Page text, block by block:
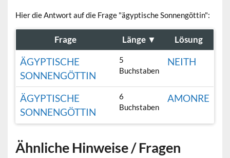
Hier die Antwort auf die Frage "ägyptische Sonnengöttin":
Frage Länge ▼ Lösung
ÄGYPTISCHE
SONNENGÖTTIN
5
Buchstaben
NEITH
ÄGYPTISCHE
SONNENGÖTTIN
6
Buchstaben
AMONRE
Ähnliche Hinweise / Fragen